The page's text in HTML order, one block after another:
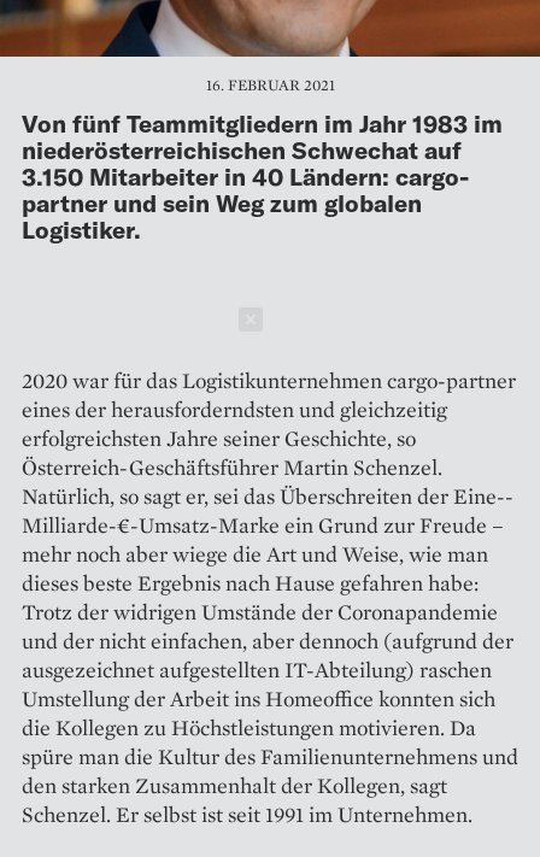
16. FEBRUAR 2021
Von fünf Teammitgliedern im Jahr 1983 im
niederösterreichischen Schwechat auf
3.150 Mitarbeiter in 40 Ländern: cargo-
partner und sein Weg zum globalen
Logistiker.
2020 war für das Logistikunternehmen cargo-partner
eines der herausforderndsten und gleichzeitig
erfolgreichsten Jahre seiner Geschichte, so
Österreich-Geschäftsführer Martin Schenzel.
Natürlich, so sagt er, sei das Überschreiten der Eine-­
Milliarde-€-Umsatz-Marke ein Grund zur Freude –
mehr noch aber wiege die Art und Weise, wie man
dieses beste Ergebnis nach Hause gefahren habe:
Trotz der widrigen Umstände der Coronapandemie
und der nicht einfachen, aber dennoch (aufgrund der
ausgezeichnet aufgestellten IT-­Abteilung) raschen
Umstellung der Arbeit ins Homeoffice konnten sich
die Kollegen zu Höchstleistungen motivieren. Da
spüre man die Kultur des Familienunternehmens und
den starken Zusammenhalt der Kollegen, sagt
Schenzel. Er selbst ist seit 1991 im Unternehmen.